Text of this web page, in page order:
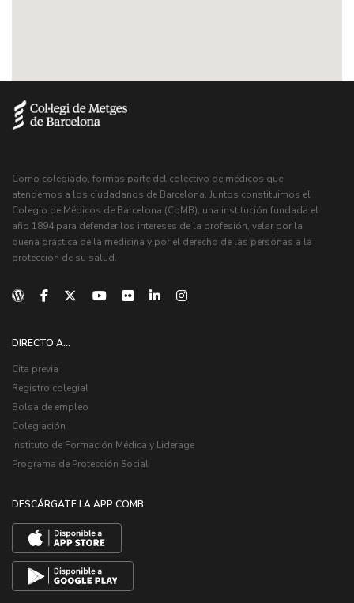
Como colegiado, formas parte del colectivo de médicos que
atendemos a los ciudadanos de Barcelona. Juntos constituimos el
Colegio de Médicos de Barcelona (CoMB), una institución fundada el
año 1894 para defender los intereses de la profesión, velar por la
buena práctica de la medicina y por el derecho de las personas a la
protección de su salud.
DIRECTO A...
Cita previa
Registro colegial
Bolsa de empleo
Colegiación
Instituto de Formación Médica y Liderage
Programa de Protección Social
DESCÁRGATE LA APP COMB